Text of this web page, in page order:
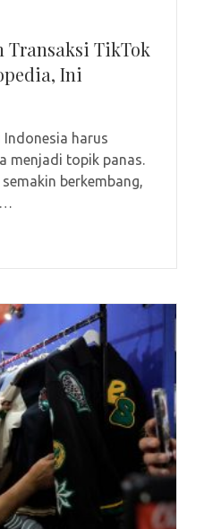
Transaksi TikTok
Ini
harus
menjadi topik panas.
berkembang,
…